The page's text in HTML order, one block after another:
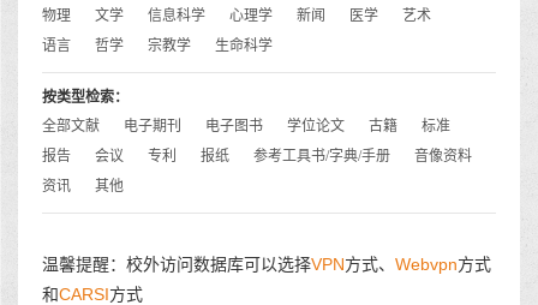
物理
文学 信息科学 心理学 新闻 医学
艺术
语言
哲学 宗教学 生命科学
按类型检索：
全部文献
电子期刊 电子图书 学位论文 古籍
标准
报告
会议 专利 报纸 参考工具书/字典/手册
音像资料
资讯
其他
温馨提醒：校外访问数据库可以选择VPN方式、 Webvpn方式
和CARSI方式